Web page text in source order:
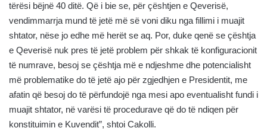
tërësi bëjnë 40 ditë. Që i bie se, për çështjen e Qeverisë,
vendimmarrja mund të jetë më së voni diku nga fillimi i muajit
shtator, nëse jo edhe më herët se aq. Por, duke qenë se çështja
e Qeverisë nuk pres të jetë problem për shkak të konfiguracionit
të numrave, besoj se çështja më e ndjeshme dhe potencialisht
më problematike do të jetë ajo për zgjedhjen e Presidentit, me
afatin që besoj do të përfundojë nga mesi apo eventualisht fundi i
muajit shtator, në varësi të procedurave që do të ndiqen për
konstituimin e Kuvendit”, shtoi Cakolli.